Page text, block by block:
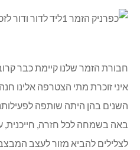
חבורת הזמר שלנו קיימת כבר קרוב ל-3
איני זוכרת מתי הצטרפה אלינו
השנים בהן היתה שותפה
באה בשמחה לכל חזרה, חייכנית,
לצלילים להביא מזור לעצב